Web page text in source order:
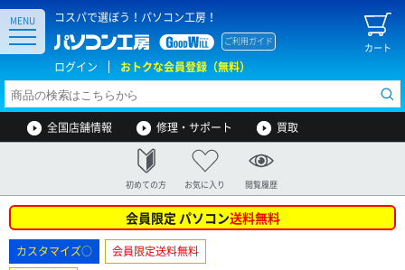
コスパで選ぼう！パソコン工房！
カート
ご利用ガイド
ログイン おトクな会員登録（無料）
MENU
全国店舗情報 修理・サポート 買取
初めての方 お気に入り 閲覧履歴
会員限定 パソコン送料無料
カスタマイズ○
会員限定送料無料